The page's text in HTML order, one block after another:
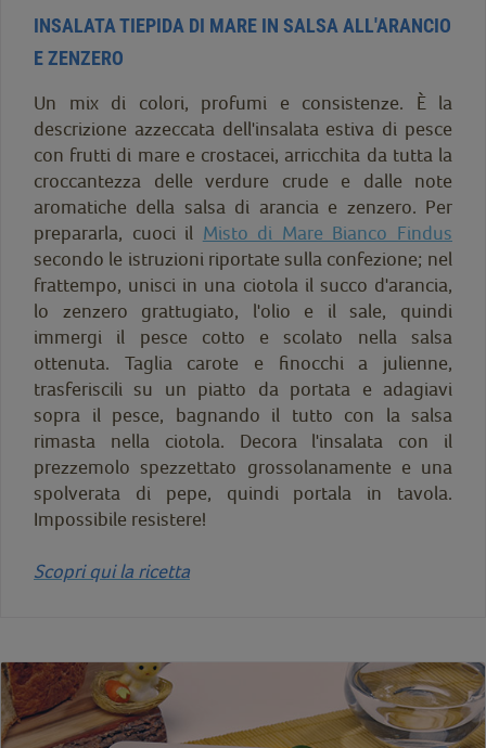
INSALATA TIEPIDA DI MARE IN SALSA ALL'ARANCIO
E ZENZERO
Un mix di colori, profumi e consistenze. È la
descrizione azzeccata dell'insalata estiva di pesce
con frutti di mare e crostacei, arricchita da tutta la
croccantezza delle verdure crude e dalle note
aromatiche della salsa di arancia e zenzero. Per
prepararla, cuoci il Misto di Mare Bianco Findus
secondo le istruzioni riportate sulla confezione; nel
frattempo, unisci in una ciotola il succo d'arancia,
lo zenzero grattugiato, l'olio e il sale, quindi
immergi il pesce cotto e scolato nella salsa
ottenuta. Taglia carote e finocchi a julienne,
trasferiscili su un piatto da portata e adagiavi
sopra il pesce, bagnando il tutto con la salsa
rimasta nella ciotola. Decora l'insalata con il
prezzemolo spezzettato grossolanamente e una
spolverata di pepe, quindi portala in tavola.
Impossibile resistere!
Scopri qui la ricetta